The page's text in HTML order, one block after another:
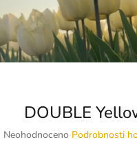
DOUBLE
Průměrné
Neohodnoceno Podrobnosti